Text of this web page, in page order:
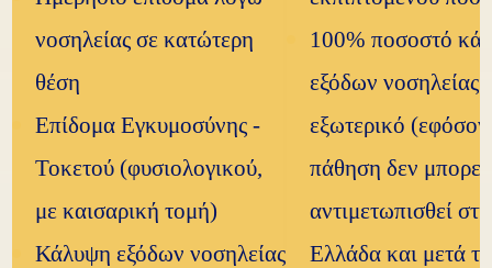
νοσηλείας σε κατώτερη
θέση
Επίδομα Εγκυμοσύνης -
Τοκετού (φυσιολογικού,
με καισαρική τομή)
Κάλυψη εξόδων νοσηλείας
100% ποσοστό
εξόδων νοσηλείας
εξωτερικό
πάθηση δεν
αντιμετωπισθεί
Ελλάδα και μετά